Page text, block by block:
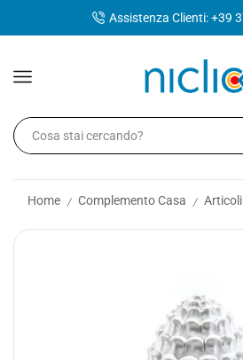
Assistenza Clienti: +39
Home / Complemento Casa /